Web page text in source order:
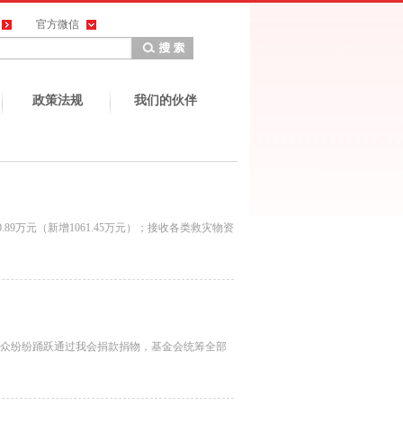
官方微信
政策法规 我们的伙伴
万元（新增1061.45万元）；接收各类救灾物资
纷纷踊跃通过我会捐款捐物，基金会统筹全部